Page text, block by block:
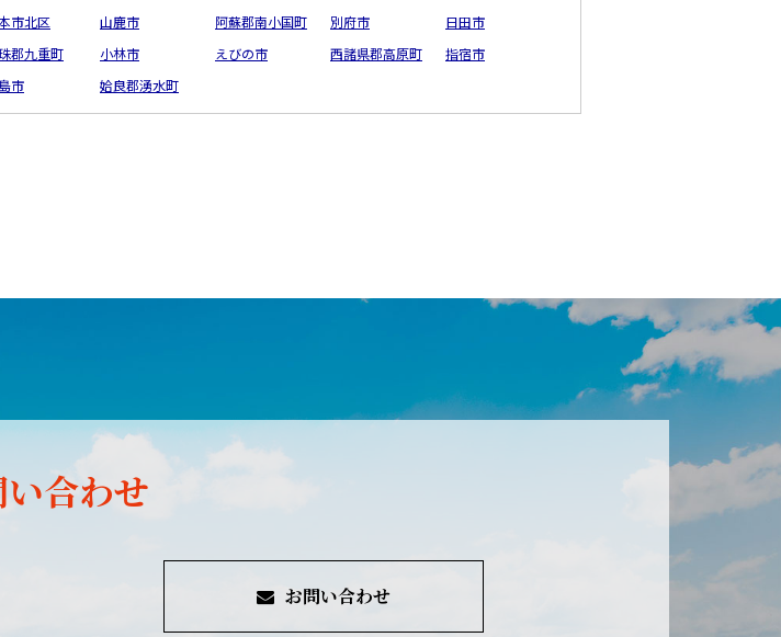
市北区 山鹿市 阿蘇郡南小国町 別府市
日田市
郡九重町 小林市 えびの市 西諸県郡高原町
指宿市
市 姶良郡湧水町
合わせ
お問い合わせ